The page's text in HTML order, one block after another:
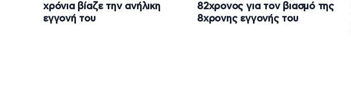
χρόνια βίαζε την ανήλικη
εγγονή του
82χρονος για τον βιασμό της
8χρονης εγγονής του